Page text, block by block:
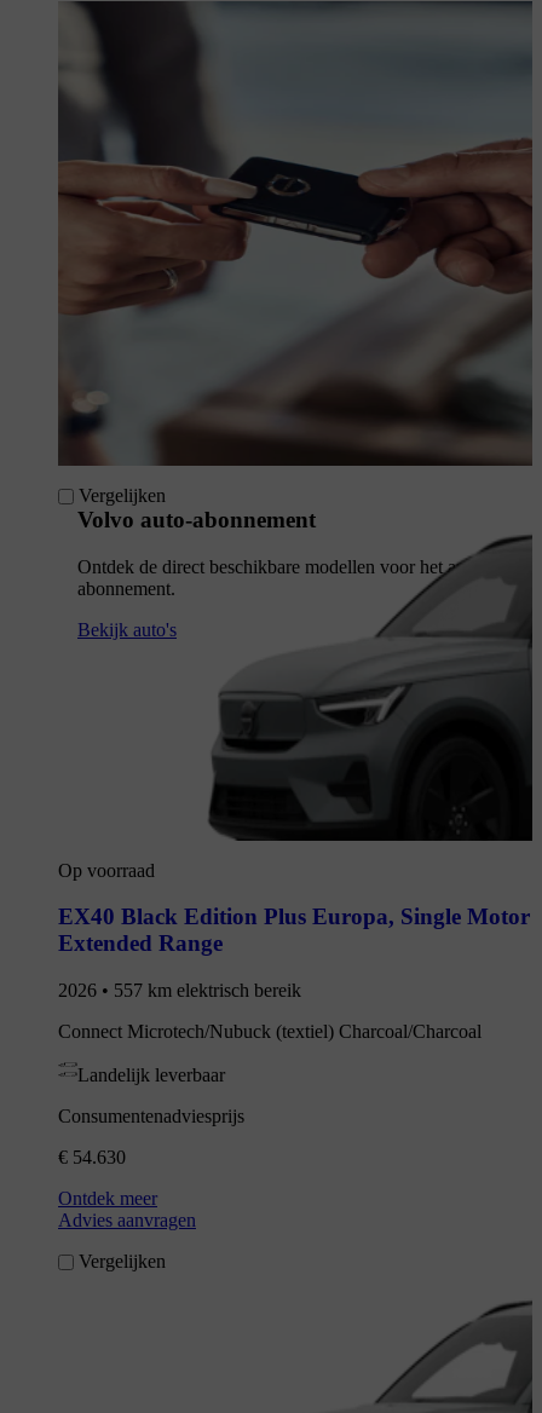
Volvo auto-abonnement
Ontdek de direct beschikbare modellen voor het auto-
abonnement.
Bekijk auto's
Vergelijken
Op voorraad
EX40 Black Edition Plus Europa, Single Motor
Extended Range
2026 • 557 km elektrisch bereik
Connect Microtech/Nubuck (textiel) Charcoal/Charcoal
Landelijk leverbaar
Consumentenadviesprijs
€ 54.630
Ontdek meer
Advies aanvragen
Vergelijken